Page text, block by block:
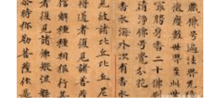
．閱讀與人生（下）——談閱讀對自我生
命的啟發
．挑戰自我的魅力
．黃昏之悸
．焚不滅的心
光光交會/導介・轉載